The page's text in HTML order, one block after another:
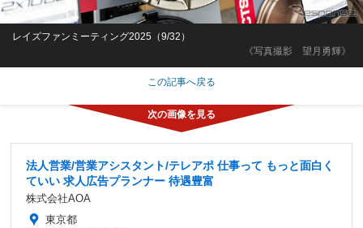
《写真撮影 望月勇輝》
レイズファンミーティング2025（9/32）
この記事へ戻る
法人営業/営業アシスタント/テレアポ 仕事って もっと面白く
ていい 求人広告プランナー 待遇豊富
株式会社AOA
東京都